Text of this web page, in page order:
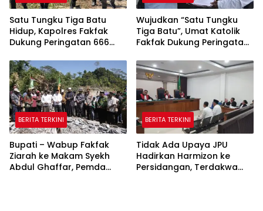
Satu Tungku Tiga Batu
Hidup, Kapolres Fakfak
Dukung Peringatan 666
Papua
Wujudkan “Satu Tungku
Tiga Batu”, Umat Katolik
Fakfak Dukung Peringatan
Papua
BERITA TERKINI
Bupati – Wabup Fakfak
Ziarah ke Makam Syekh
Abdul Ghaffar, Pemda
BERITA TERKINI
Tidak Ada Upaya JPU
Hadirkan Harmizon ke
Persidangan, Terdakwa